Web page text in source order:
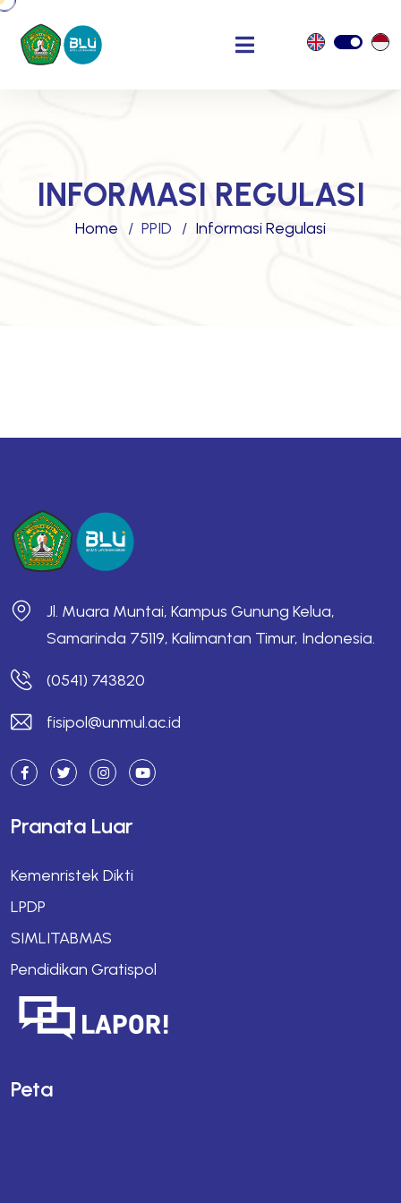
INFORMASI REGULASI
Home PPID Informasi Regulasi
Jl. Muara Muntai, Kampus Gunung Kelua,
Samarinda 75119, Kalimantan Timur, Indonesia.
(0541) 743820
fisipol@unmul.ac.id
Pranata Luar
Kemenristek Dikti
LPDP
SIMLITABMAS
Pendidikan Gratispol
Peta